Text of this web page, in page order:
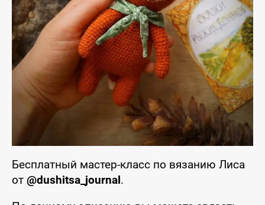
Бесплатный мастер-класс по вязанию Лиса
от @dushitsa_journal.